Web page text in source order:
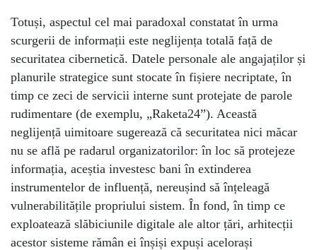
Totuși, aspectul cel mai paradoxal constatat în urma
scurgerii de informații este neglijența totală față de
securitatea cibernetică. Datele personale ale angajaților și
planurile strategice sunt stocate în fișiere necriptate, în
timp ce zeci de servicii interne sunt protejate de parole
rudimentare (de exemplu, „Raketa24”). Această
neglijență uimitoare sugerează că securitatea nici măcar
nu se află pe radarul organizatorilor: în loc să protejeze
informația, aceștia investesc bani în extinderea
instrumentelor de influență, nereușind să înțeleagă
vulnerabilitățile propriului sistem. În fond, în timp ce
exploatează slăbiciunile digitale ale altor țări, arhitecții
acestor sisteme rămân ei înșiși expuși acelorași